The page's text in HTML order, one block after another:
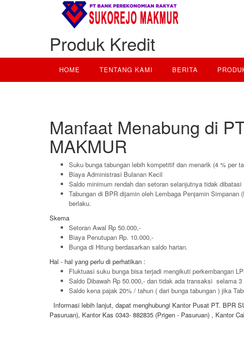
Produk Kredit
HOME TENTANG KAMI BERITA
Manfaat Menabung di
MAKMUR
Suku bunga tabungan lebih kompetitif dan menarik (4 % per
Biaya Administrasi Bulanan Kecil
Saldo minimum rendah dan setoran selanjutnya tidak dibatasi
Tabungan di BPR dijamin oleh Lembaga Penjamin
berlaku.
Skema
Setoran Awal Rp 50.000,-
Biaya Penutupan Rp. 10.000,-
Bunga di Hitung berdasarkan saldo harian.
Hal - hal yang perlu di perhatikan :
Fluktuasi suku bunga bisa terjadi mengikuti perkembangan
Saldo Dibawah Rp 50.000,- dan tidak ada transaksi selama
Saldo kena pajak 20% / tahun ( dari bunga tabungan ) jika
Informasi lebih lanjut, dapat menghubungi Kantor Pusat PT. BPR
Pasuruan), Kantor Kas 0343- 882835 (Prigen - Pasuruan) , Kantor